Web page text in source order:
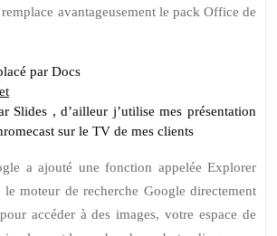
avantageusement le pack Office de
par Docs
Slides , d’ailleur j’utilise mes présentation
sur le TV de mes clients
a ajouté une fonction appelée Explorer
moteur de recherche Google directement
accéder à des images, votre espace de